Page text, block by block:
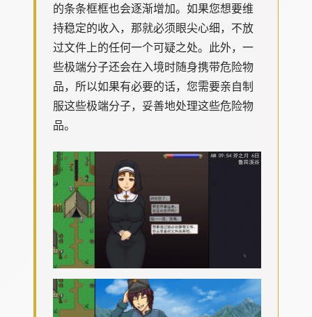
的条条框框也会逐渐增加。如果您想要维
持稳定的收入，那就必须眼尖心细，不放
过文件上的任何一个可疑之处。此外，一
些极端分子还会在入境时随身携带危险物
品，所以如果有必要的话，您需要亲自制
服这些极端分子，妥善地处理这些危险物
品。